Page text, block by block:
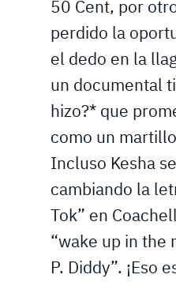
50 Cent, por
perdido la
el dedo en la
un documental
hizo?* que
como un
Incluso Kesha
cambiando la
Tok” en
“wake up in the
P. Diddy”. ¡Eso